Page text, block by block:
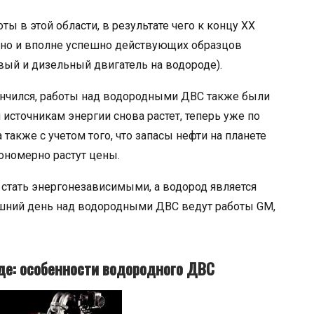
в этой области, в результате чего к концу XX
и вполне успешно действующих образцов
и дизельный двигатель на водороде).
работы над водородными ДВС также были
энергии снова растет, теперь уже по
с учетом того, что запасы нефти на планете
растут цены.
энергонезависимыми, а водород является
день над водородными ДВС ведут работы GM,
особенности водородного ДВС